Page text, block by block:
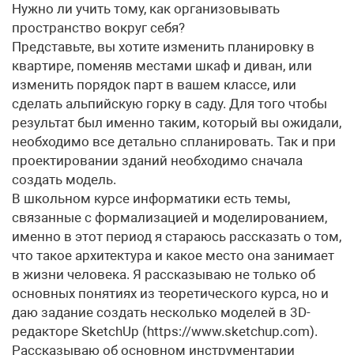
Нужно ли учить тому, как организовывать
пространство вокруг себя?
Представьте, вы хотите изменить планировку в
квартире, поменяв местами шкаф и диван, или
изменить порядок парт в вашем классе, или
сделать альпийскую горку в саду. Для того чтобы
результат был именно таким, который вы ожидали,
необходимо все детально спланировать. Так и при
проектировании зданий необходимо сначала
создать модель.
В школьном курсе информатики есть темы,
связанные с формализацией и моделированием,
именно в этот период я стараюсь рассказать о том,
что такое архитектура и какое место она занимает
в жизни человека. Я рассказываю не только об
основных понятиях из теоретического курса, но и
даю задание создать несколько моделей в 3D-
редакторе SketchUp (https://www.sketchup.com).
Рассказываю об основном инструментарии